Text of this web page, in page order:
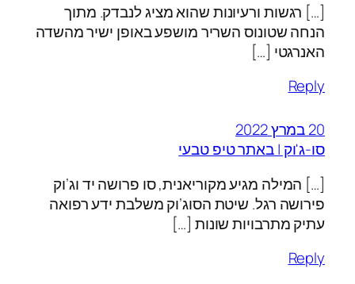
[…] רגשות ורעיונות שהוא מציג לנבדק. מתוך
הנחה שטונוס השריר מושפע באופן ישיר מהשדה
האנרגטי […]
Reply
20 במרץ 2022
סו-ג'וק | באתר טיפ טבעי
[…] המילה מגיע מקוריאנית, סו פרושה יד וג’וק
פירושה רגל. שיטת הסוג’וק משלבת ידע רפואה
עתיק מתרבויות שונות […]
Reply